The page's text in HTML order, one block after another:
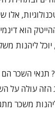
הוא
ליהנות
הזה עולה על
משכר